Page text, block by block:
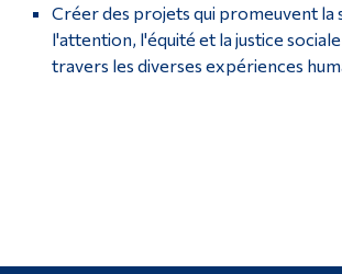
Créer des projets qui promeuvent la
l'attention, l'équité et la justice sociale
travers les diverses expériences